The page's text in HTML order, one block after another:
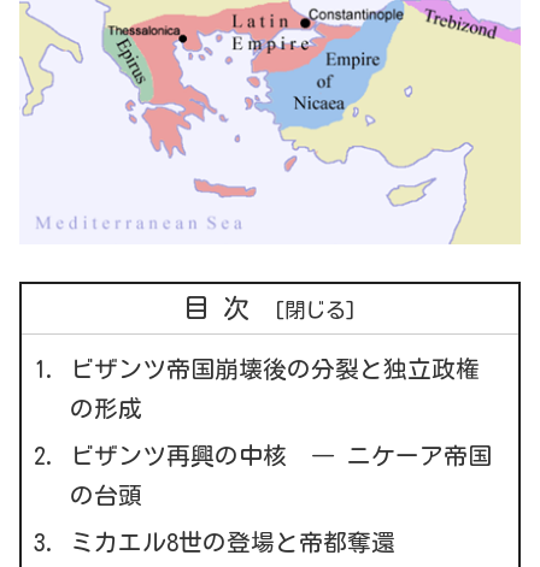
目次
ビザンツ帝国崩壊後の分裂と独立政権
の形成
ビザンツ再興の中核 ― ニケーア帝国
の台頭
ミカエル8世の登場と帝都奪還